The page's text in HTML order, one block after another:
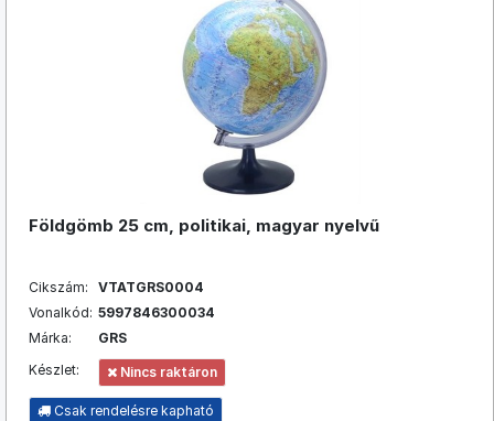
Földgömb 25 cm, politikai, magyar nyelvű
Cikszám:
VTATGRS0004
Vonalkód: 5997846300034
Márka:
GRS
Készlet:
Nincs raktáron
Csak rendelésre kapható